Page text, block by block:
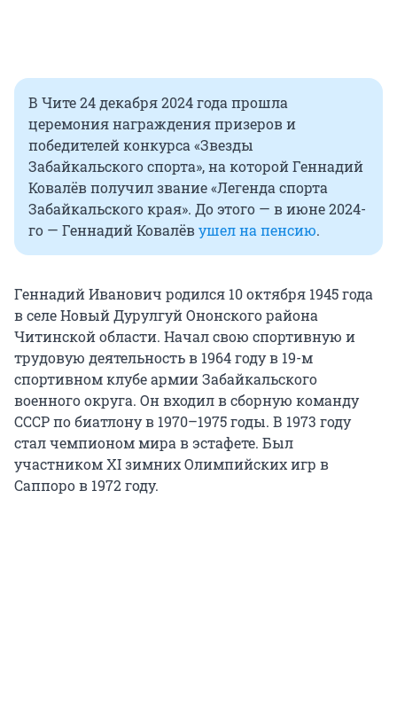
В Чите 24 декабря 2024 года прошла
церемония награждения призеров и
победителей конкурса «Звезды
Забайкальского спорта», на которой Геннадий
Ковалёв получил звание «Легенда спорта
Забайкальского края». До этого — в июне 2024-
го — Геннадий Ковалёвушел на пенсию.
Геннадий Иванович родился 10 октября 1945 года
в селе Новый Дурулгуй Ононского района
Читинской области. Начал свою спортивную и
трудовую деятельность в 1964 году в 19-м
спортивном клубе армии Забайкальского
военного округа. Он входил в сборную команду
СССР по биатлону в 1970–1975 годы. В 1973 году
стал чемпионом мира в эстафете. Был
участником XI зимних Олимпийских игр в
Саппоро в 1972 году.